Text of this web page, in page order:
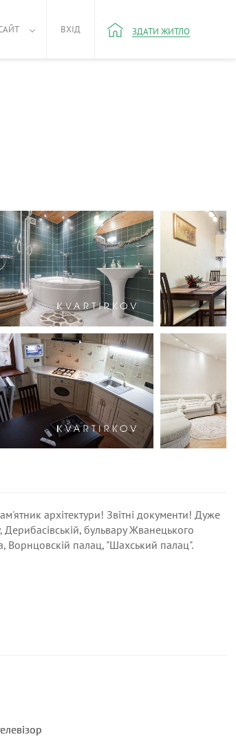
ВХІД ЗДАТИ ЖИТЛО
архітектури! Звітні документи! Дуже
бульвару Жванецького
Ворнцовскій палац, "Шахський палац".